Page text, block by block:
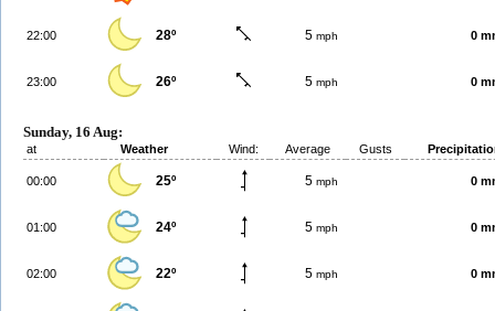
22:00 28º 5 mph 0
23:00 26º 5 mph 0
Sunday, 16 Aug:
at Weather Wind: Average Gusts
00:00 25º 5 mph 0
01:00 24º 5 mph 0
02:00 22º 5 mph 0